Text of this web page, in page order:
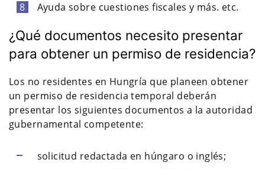
Ayuda sobre cuestiones fiscales y más. etc.
¿Qué documentos necesito presentar
para obtener un permiso de residencia?
Los no residentes en Hungría que planeen obtener
un permiso de residencia temporal deberán
presentar los siguientes documentos a la autoridad
gubernamental competente:
solicitud redactada en húngaro o inglés;